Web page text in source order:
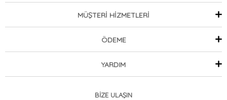
MÜŞTERİ HİZMETLERİ
ÖDEME
YARDIM
BİZE ULAŞIN